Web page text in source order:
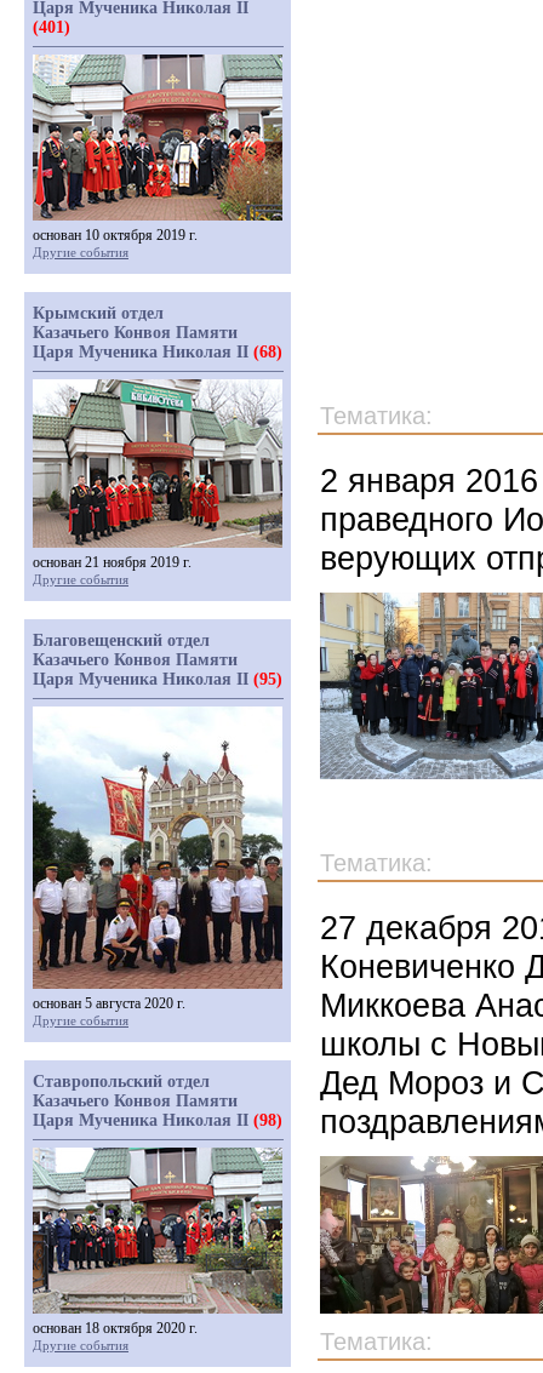
Тематика:
2 января
праведного
верующих
Тематика:
27 декабря
Коневиченко
Миккоева
школы с
Дед Мороз и
Тематика:
Царя Мученика Николая II
(401)
основан 10 октября 2019 г.
Другие события
Крымский отдел
Казачьего Конвоя Памяти
Царя Мученика Николая II (68)
основан 21 ноября 2019 г.
Другие события
Благовещенский отдел
Казачьего Конвоя Памяти
Царя Мученика Николая II (95)
основан 5 августа 2020 г.
Другие события
Ставропольский отдел
Казачьего Конвоя Памяти
Царя Мученика Николая II (98)
основан 18 октября 2020 г.
Другие события